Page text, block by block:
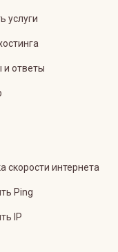
услуги
и ответы
скорости интернета
Ping
IP